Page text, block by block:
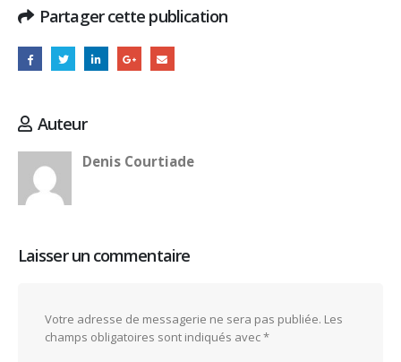
Partager cette publication
Auteur
Denis Courtiade
Laisser un commentaire
Votre adresse de messagerie ne sera pas publiée. Les
champs obligatoires sont indiqués avec*